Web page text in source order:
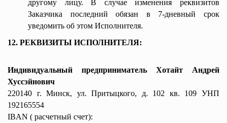
другому лицу. В случае изменения реквизитов
Заказчика последний обязан в 7-дневный срок
уведомить об этом Исполнителя.
12. РЕКВИЗИТЫ ИСПОЛНИТЕЛЯ:
Индивидуальный предприниматель Хотайт Андрей
Хуссэйнович
220140 г. Минск, ул. Притыцкого, д. 102 кв. 109 УНП
192165554
IBAN ( расчетный счет):